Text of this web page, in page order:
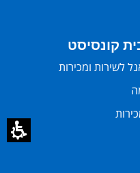
קונסיסט